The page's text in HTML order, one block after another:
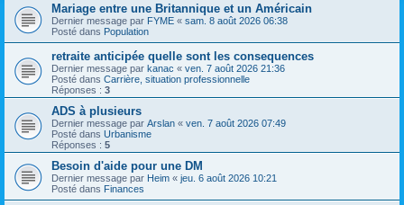
Mariage entre une Britannique et un Américain
Dernier message par FYME « sam. 8 août 2026 06:38
Posté dans Population
retraite anticipée quelle sont les consequences
Dernier message par kanac « ven. 7 août 2026 21:36
Posté dans Carrière, situation professionnelle
Réponses : 3
ADS à plusieurs
Dernier message par Arslan « ven. 7 août 2026 07:49
Posté dans Urbanisme
Réponses : 5
Besoin d'aide pour une DM
Dernier message par Heim « jeu. 6 août 2026 10:21
Posté dans Finances